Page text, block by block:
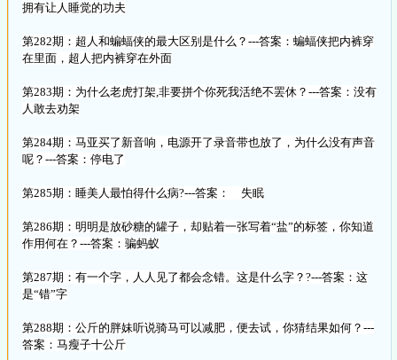
拥有让人睡觉的功夫
第282期：超人和蝙蝠侠的最大区别是什么？---答案：蝙蝠侠把内裤穿
在里面，超人把内裤穿在外面
第283期：为什么老虎打架,非要拼个你死我活绝不罢休？---答案：没有
人敢去劝架
第284期：马亚买了新音响，电源开了录音带也放了，为什么没有声音
呢？---答案：停电了
第285期：睡美人最怕得什么病?---答案： 失眠
第286期：明明是放砂糖的罐子，却贴着一张写着“盐”的标签，你知道
作用何在？---答案：骗蚂蚁
第287期：有一个字，人人见了都会念错。这是什么字？?---答案：这
是“错”字
第288期：公斤的胖妹听说骑马可以减肥，便去试，你猜结果如何？---
答案：马瘦子十公斤